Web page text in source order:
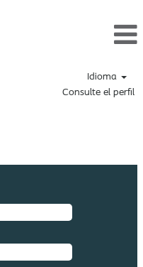
Idioma
Consulte el perfil